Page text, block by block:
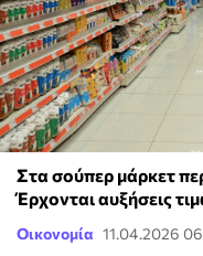
Στα σούπερ μάρκετ
Έρχονται αυξήσεις
Οικονομία 11.04.2026